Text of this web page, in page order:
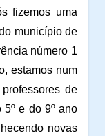
fizemos uma
município de
número 1
estamos num
de
5º e do 9º ano
novas